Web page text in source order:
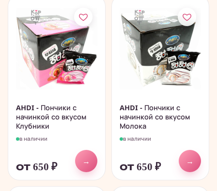
AHDI - Пончики с
начинкой со вкусом
Клубники
в наличии
от 650 ₽
→
AHDI - Пончики с
начинкой со вкусом
Молока
в наличии
от 650 ₽
→